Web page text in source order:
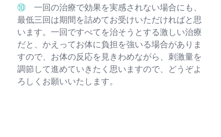
⑩ 一回の治療で効果を実感されない場合にも、
最低三回は期間を詰めてお受けいただければと思
います。一回ですべてを治そうとする激しい治療
だと、かえってお体に負担を強いる場合がありま
すので、お体の反応を見きわめながら、刺激量を
調節して進めていきたく思いますので、どうぞよ
ろしくお願いいたします。